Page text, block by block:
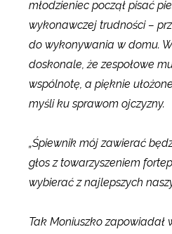
młodzieniec począł pisać
wykonawczej trudności –
do wykonywania w domu.
doskonale, że zespołowe
wspólnotę, a pięknie
myśli ku sprawom ojczyzny.
„Śpiewnik mój zawierać
głos z towarzyszeniem
wybierać z najlepszych
Tak Moniuszko zapowiadał